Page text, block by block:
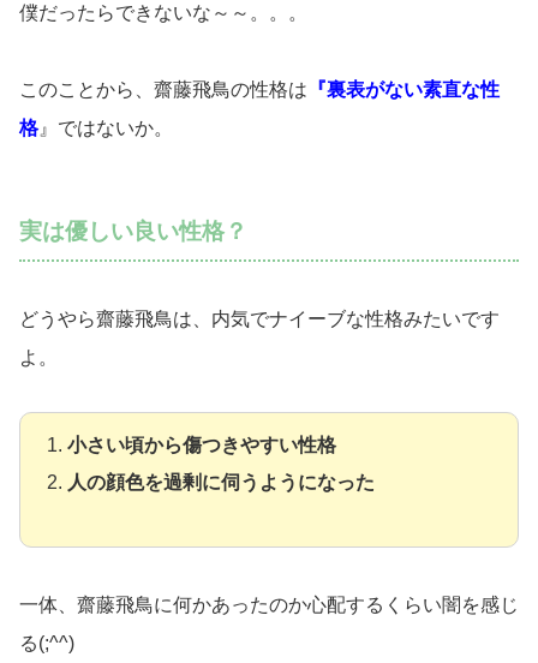
僕だったらできないな～～。。。
このことから、齋藤飛鳥の性格は 『裏表がない素直な性
格』ではないか。
実は優しい良い性格？
どうやら齋藤飛鳥は、内気でナイーブな性格みたいです
よ。
小さい頃から傷つきやすい性格
人の顔色を過剰に伺うようになった
一体、齋藤飛鳥に何かあったのか心配するくらい闇を感じ
る(;^^)